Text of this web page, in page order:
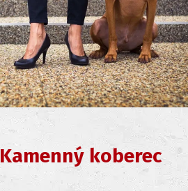
Kamenný koberec